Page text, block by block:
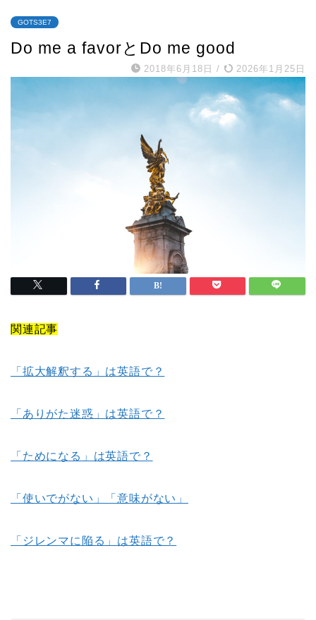
GOTS3E7
Do me a favorとDo me good
2018年6月18日 / 2026年1月25日
関連記事
「拡大解釈する」は英語で？
「ありがた迷惑」は英語で？
「ためになる」は英語で？
「使いでがない」「意味がない」
「ジレンマに陥る」は英語で？